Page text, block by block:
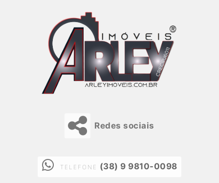
Redes sociais
TELEFONE (38) 9 9810-0098